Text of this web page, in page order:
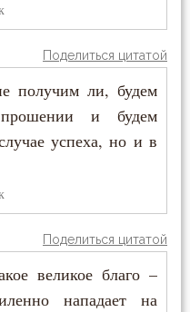
Поделиться цитатой
получим ли, будем
и будем
успеха, но и в
Поделиться цитатой
великое благо –
нападает на